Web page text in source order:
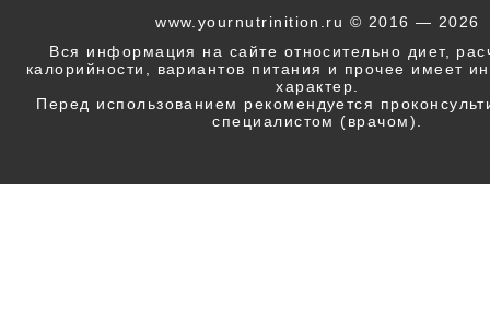
www.yournutrinition.ru © 2016 — 2026
Вся информация на сайте относительно диет,
калорийности, вариантов питания и прочее имеет
характер.
Перед использованием рекомендуется
специалистом (врачом).